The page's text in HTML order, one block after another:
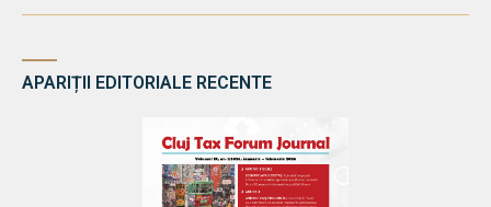
APARIȚII EDITORIALE RECENTE